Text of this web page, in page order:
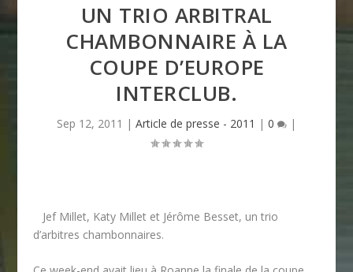
UN TRIO ARBITRAL
CHAMBONNAIRE À LA
COUPE D’EUROPE
INTERCLUB.
Sep 12, 2011 | Article de presse - 2011 | 0 |
Jef Millet, Katy Millet et Jérôme Besset, un trio
d’arbitres chambonnaires.